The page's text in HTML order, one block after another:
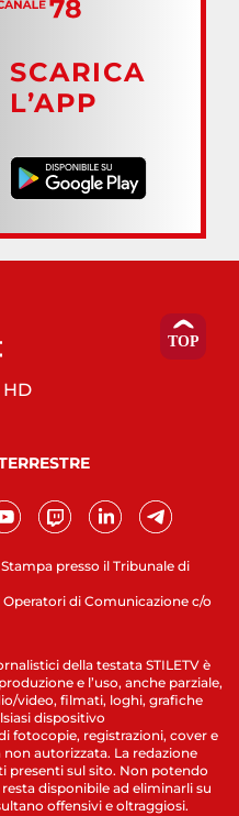
SCARICA
L’APP
presso il Tribunale di
di Comunicazione c/o
HD
della testata STILETV è
e l’uso, anche parziale,
video, filmati, loghi, grafiche
dispositivo
fotocopie, registrazioni, cover e
autorizzata. La redazione
presenti sul sito. Non potendo
disponibile ad eliminarli su
offensivi e oltraggiosi.